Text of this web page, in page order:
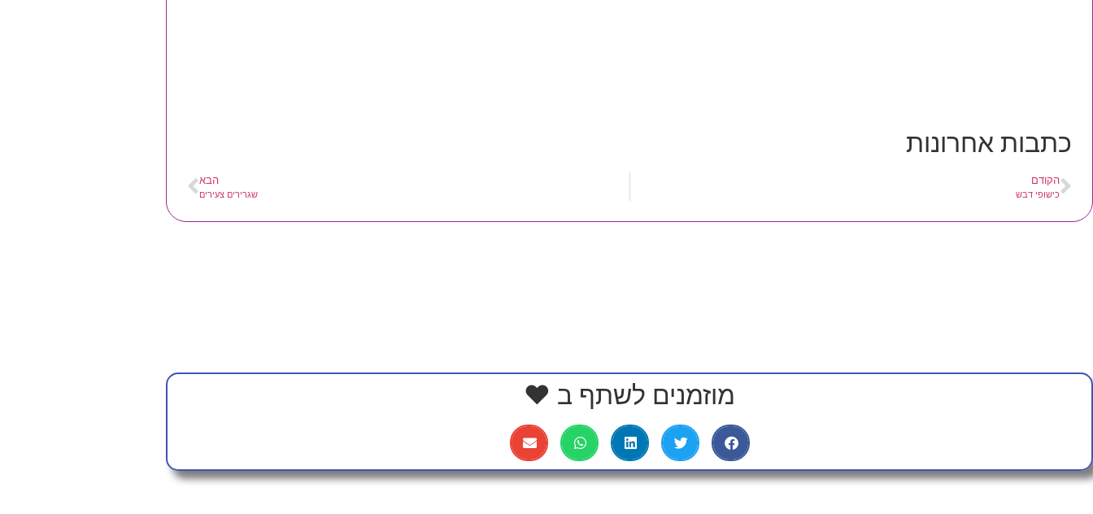
כתבות אחרונות
הקודם
כישופי דבש
הבא
שגרירים צעירים
מוזמנים לשתף ב ❤